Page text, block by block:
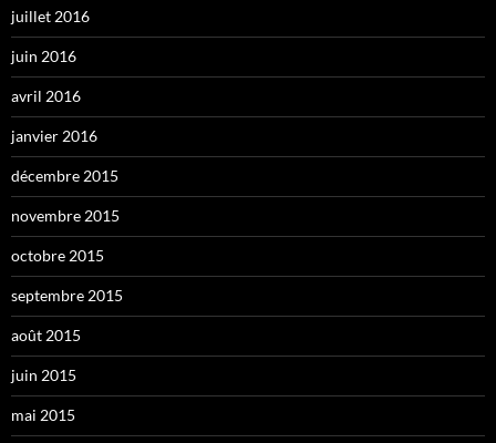
juillet 2016
juin 2016
avril 2016
janvier 2016
décembre 2015
novembre 2015
octobre 2015
septembre 2015
août 2015
juin 2015
mai 2015